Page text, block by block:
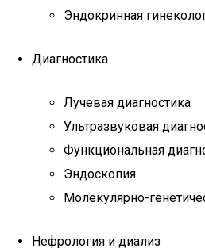
Эндокринная
Диагностика
Лучевая диагностика
Ультразвуковая
Функциональная
Эндоскопия
Молекулярно-
Нефрология и диализ